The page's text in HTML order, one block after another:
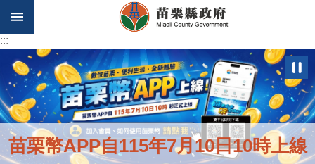
跳到主要內容區塊
:::
苗栗幣APP自115年7月10日10時上線